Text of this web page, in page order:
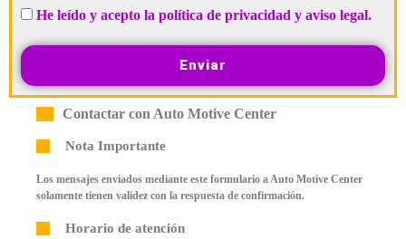
He leído y acepto la política de privacidad y aviso legal.
Enviar
Contactar con Auto Motive Center
Nota Importante
Los mensajes enviados mediante este formulario a Auto Motive Center
solamente tienen validez con la respuesta de confirmación.
Horario de atención